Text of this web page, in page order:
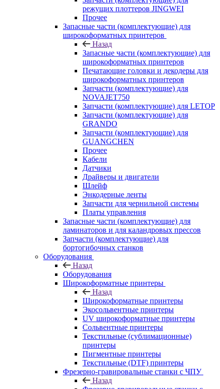
режущих плоттеров JINGWEI
Прочее
Запасные части (комплектующие) для
широкоформатных принтеров
Назад
Запасные части (комплектующие) для
широкоформатных принтеров
Печатающие головки и декодеры для
широкоформатных принтеров
Запчасти (комплектующие) для
NOVAJET750
Запчасти (комплектующие) для LETOP
Запчасти (комплектующие) для
GRANDO
Запчасти (комплектующие) для
GUANGCHEN
Прочее
Кабели
Датчики
Драйверы и двигатели
Шлейф
Энкодерные ленты
Запчасти для чернильной системы
Платы управления
Запасные части (комплектующие) для
ламинаторов и для каландровых прессов
Запчасти (комплектующие) для
бортогибочных станков
Оборудования
Назад
Оборудования
Широкоформатные принтеры
Назад
Широкоформатные принтеры
Экосольвентные принтеры
UV широкоформатные принтеры
Сольвентные принтеры
Текстильные (сублимационные)
принтеры
Пигментные принтеры
Текстильные (DTF) принтеры
Фрезерно-гравировальные станки с ЧПУ
Назад